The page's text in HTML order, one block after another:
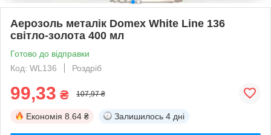
Аерозоль металік Domex White Line 136
світло-золота 400 мл
Готово до відправки
Код: WL136
Роздріб
99,33 ₴ 107,97 ₴
Економія 8.64 ₴ Залишилось 4 дні